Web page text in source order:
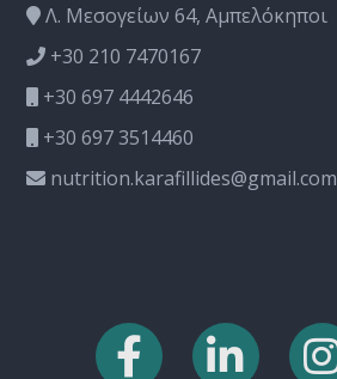
Λ. Μεσογείων 64, Αμπελόκηποι
+30 210 7470167
+30 697 4442646
+30 697 3514460
nutrition.karafillides@gmail.com